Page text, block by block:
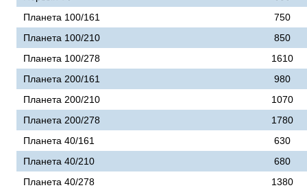
Планета 100/161
750
Планета 100/210
850
Планета 100/278
1610
Планета 200/161
980
Планета 200/210
1070
Планета 200/278
1780
Планета 40/161
630
Планета 40/210
680
Планета 40/278
1380